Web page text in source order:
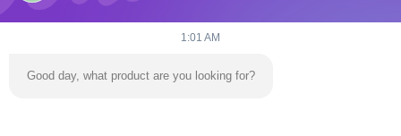
1:01 AM
Good day, what product are you looking for?